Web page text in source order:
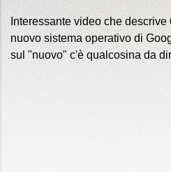
Interessante video che descrive
nuovo sistema operativo di
sul "nuovo" c'è qualcosina da